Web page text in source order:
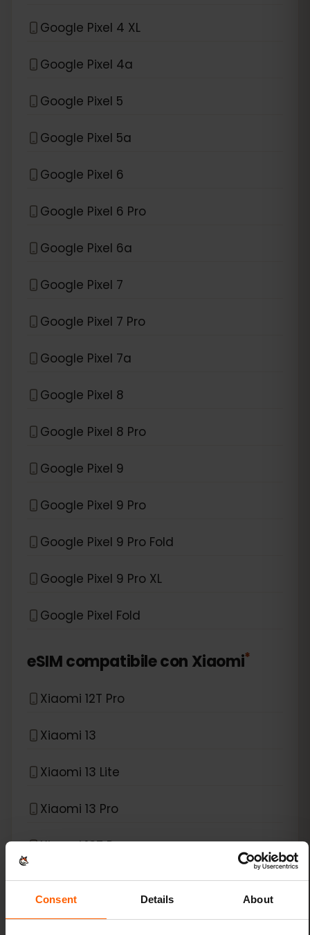
Consent Details About
Google Pixel 4 XL
Google Pixel 4a
Google Pixel 5
Google Pixel 5a
Google Pixel 6
Google Pixel 6 Pro
Google Pixel 6a
Google Pixel 7
Google Pixel 7 Pro
Google Pixel 7a
Google Pixel 8
Google Pixel 8 Pro
Google Pixel 9
Google Pixel 9 Pro
Google Pixel 9 Pro Fold
Google Pixel 9 Pro XL
Google Pixel Fold
eSIM compatibile con Xiaomi*
Xiaomi 12T Pro
Xiaomi 13
Xiaomi 13 Lite
Xiaomi 13 Pro
Xiaomi 13T Pro
Xiaomi 14
Xiaomi 14 Pro